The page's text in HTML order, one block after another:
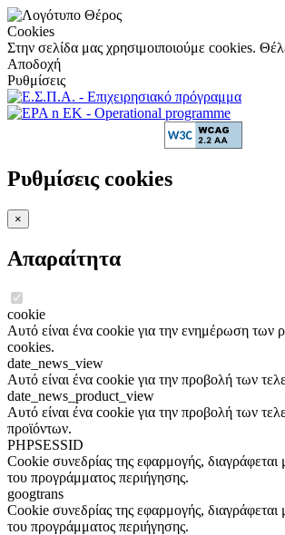
Cookies
Στην σελίδα μας χρησιμοιποιούμε cookies.
Αποδοχή
Ρυθμίσεις
Ρυθμίσεις cookies
×
Απαραίτητα
cookie
Αυτό είναι ένα cookie για την ενημέρωση των
cookies.
date_news_view
Αυτό είναι ένα cookie για την προβολή των
date_news_product_view
Αυτό είναι ένα cookie για την προβολή των
προϊόντων.
PHPSESSID
Cookie συνεδρίας της εφαρμογής, διαγράφεται
του προγράμματος περιήγησης.
googtrans
Cookie συνεδρίας της εφαρμογής, διαγράφεται
του προγράμματος περιήγησης.